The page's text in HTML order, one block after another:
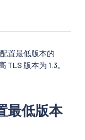
置最低版本的
版本为 1.3。
最低版本